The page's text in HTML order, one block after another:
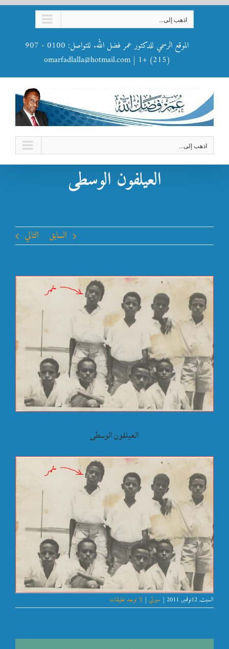
اذهب إلى...
الموقع الرسمي للدكتور عمر فضل الله. للتواصل: 0100 - 907
(215) +1
|
omarfadlalla@hotmail.com
اذهب إلى...
العيلفون الوسطى
السابق التالي
مشاهدة
صورة
أكبر
العيلفون الوسطى
السبت, 12نوفمبر, 2011 | سيرتي | لا توجد تعليقات